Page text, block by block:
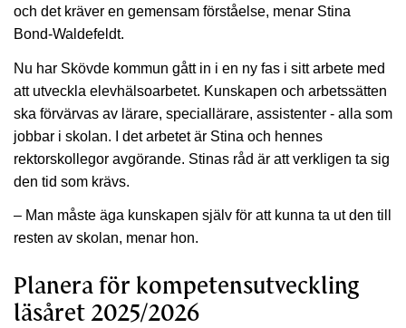
och det kräver en gemensam förståelse, menar Stina
Bond-Waldefeldt.
Nu har Skövde kommun gått in i en ny fas i sitt arbete med
att utveckla elevhälsoarbetet. Kunskapen och arbetssätten
ska förvärvas av lärare, speciallärare, assistenter - alla som
jobbar i skolan. I det arbetet är Stina och hennes
rektorskollegor avgörande. Stinas råd är att verkligen ta sig
den tid som krävs.
– Man måste äga kunskapen själv för att kunna ta ut den till
resten av skolan, menar hon.
Planera för kompetensutveckling
läsåret 2025/2026